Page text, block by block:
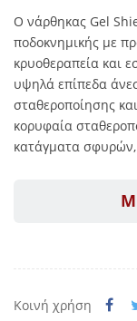
Ο νάρθηκας Gel
ποδοκνημικής με
κρυοθεραπεία και
υψηλά επίπεδα
σταθεροποίησης
κορυφαία
κατάγματα
Κοινή χρήση